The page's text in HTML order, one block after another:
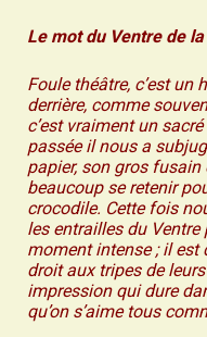
Le mot du Ventre de
Foule théâtre, c’est un
derrière, comme
c’est vraiment un
passée il nous a
papier, son gros
beaucoup se retenir
crocodile. Cette fois
les entrailles du
moment intense ; il est
droit aux tripes de
impression qui dure
qu’on s’aime tous